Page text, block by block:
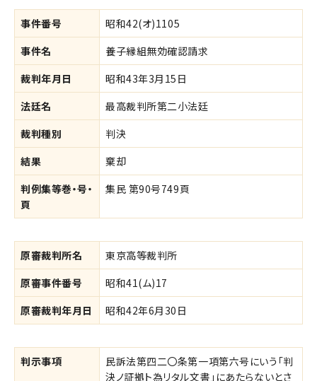
事件番号
昭和42(オ)1105
事件名
養子縁組無効確認請求
裁判年月日
昭和43年3月15日
法廷名
最高裁判所第二小法廷
裁判種別
判決
結果
棄却
判例集等巻・号・
頁
集民 第90号749頁
原審裁判所名
東京高等裁判所
原審事件番号
昭和41(ム)17
原審裁判年月日
昭和42年6月30日
判示事項
民訴法第四二〇条第一項第六号にいう「判
決ノ証拠ト為リタル文書」にあたらないとさ